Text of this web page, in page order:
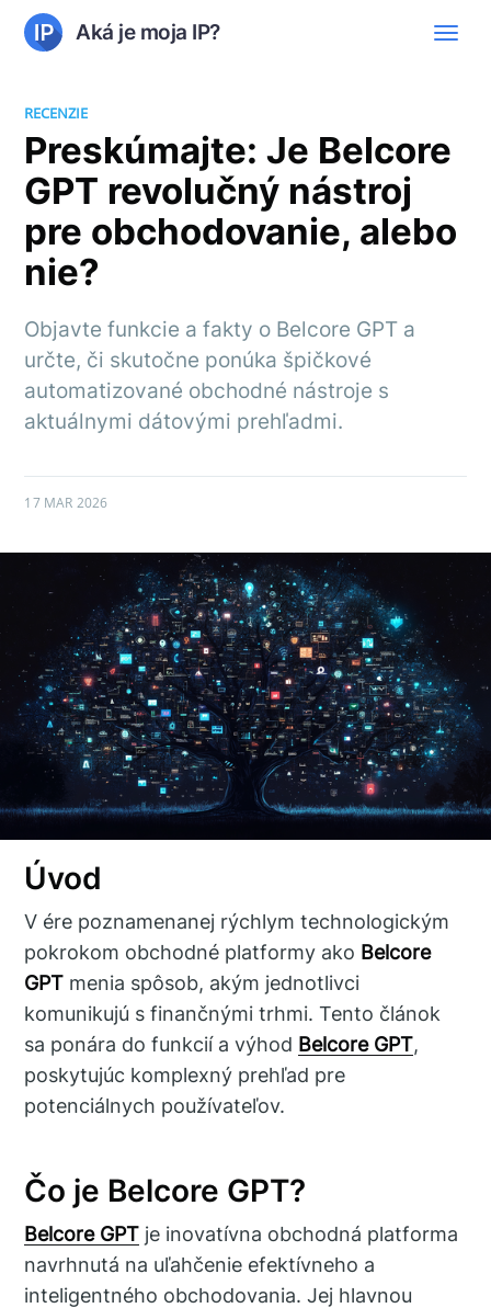
Aká je moja IP?
RECENZIE
Preskúmajte: Je Belcore
GPT revolučný nástroj
pre obchodovanie, alebo
nie?
Objavte funkcie a fakty o Belcore GPT a
určte, či skutočne ponúka špičkové
automatizované obchodné nástroje s
aktuálnymi dátovými prehľadmi.
17 MAR 2026
Úvod
V ére poznamenanej rýchlym technologickým
pokrokom obchodné platformy ako Belcore
GPT menia spôsob, akým jednotlivci
komunikujú s finančnými trhmi. Tento článok
sa ponára do funkcií a výhod Belcore GPT,
poskytujúc komplexný prehľad pre
potenciálnych používateľov.
Čo je Belcore GPT?
Belcore GPT je inovatívna obchodná platforma
navrhnutá na uľahčenie efektívneho a
inteligentného obchodovania. Jej hlavnou